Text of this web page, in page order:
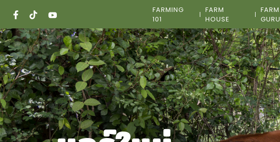
content
FARMING
101
FARM
HOUSE
FARM
GURU